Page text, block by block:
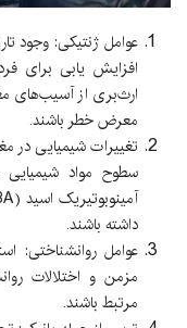
عوامل ژنتیکی: وجود
افزایش یابی برای
ارث‌بری از آسیب‌های
معرض خطر باشند.
تغییرات شیمیایی در
سطوح مواد شیمیایی
داشته باشند.
عوامل روانشناختی:
مزمن و اختلالات
مرتبط باشند.